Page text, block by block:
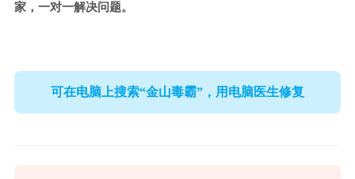
家，一对一解决问题。
可在电脑上搜索“金山毒霸”，用电脑医生修复